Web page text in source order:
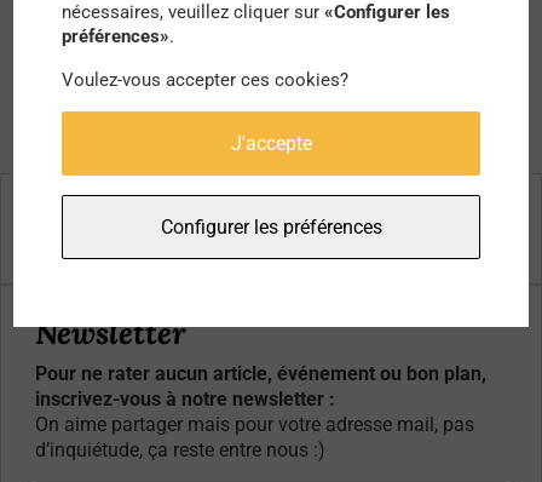
Newsletter
Pour ne rater aucun article, événement ou bon plan,
inscrivez-vous à notre newsletter :
On aime partager mais pour votre adresse mail, pas
d’inquiétude, ça reste entre nous :)
nécessaires, veuillez cliquer sur«Configurer les
préférences».
Voulez-vous accepter ces cookies?
J'accepte
Configurer les préférences